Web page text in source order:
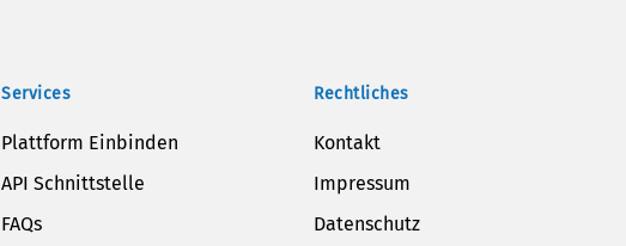
Services
Plattform Einbinden
API Schnittstelle
FAQs
Rechtliches
Kontakt
Impressum
Datenschutz